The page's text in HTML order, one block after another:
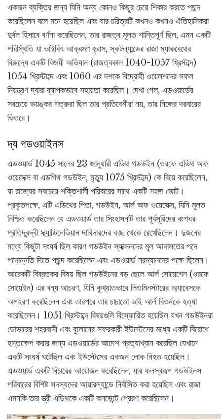
একজন ব্যক্তির জন্য যিনি অন্য কোনও কিছুর চেয়ে শিকার করতে পছন্দ
করেছিলেন বলে মনে হয়েছিল এবং যার চরিত্রটি কখনও কখনও ঐতিহাসিকরা
দুর্বল হিসাবে বর্ণনা করেছিলেন, তার রাজত্ব মূলত শান্তিপূর্ণ ছিল, এমন একটি
পরিস্থিতি যা ভাইকিং আক্রমণ হ্রাস, স্কটল্যান্ডের রাজা ম্যাকবেথের
বিরুদ্ধে একটি বিজয়ী অভিযান (রাজত্বকাল 1040-1057 খ্রিস্টাব্দ)
1054 খ্রিস্টাব্দে এবং 1060 এর দশকে বিদ্রোহী ওয়েলশদের সফল
নিয়ন্ত্রণ দ্বারা ব্যাপকভাবে সহায়তা করেছিল। দেখা গেল, এডওয়ার্ডের
সবচেয়ে ভয়ঙ্কর শত্রুরা ছিল তার প্রতিবেশীরা নয়, তার নিজের দরবারের
ভিতরে।
দ্য গডওয়াইনস
এডওয়ার্ড 1045 সালের 23 জানুয়ারী এডিথ গডউইন (ওরফে এডিথ অফ
ওয়েসেক্স বা এডগিথ গডউইন, মৃত্যু 1075 খ্রিস্টাব্দ) কে বিয়ে করেছিলেন,
যা রাজ্যের সবচেয়ে শক্তিশালী পরিবারের সাথে একটি সহজ জোট।
প্রকৃতপক্ষে, এটি এডিথের পিতা, গডউইন, আর্ল অফ ওয়েসেক্স, যিনি মূলত
নিশ্চিত করেছিলেন যে এডওয়ার্ড তার সিংহাসনটি তার পূর্বসূরিদের বংশধর
প্রতিদ্বন্দ্বী স্ক্যান্ডিনেভিয়ান দাবিদারদের কাছ থেকে রেখেছিলেন। দুজনের
মধ্যে কিছুটা সংঘর্ষ ছিল কারণ গডউইন স্যাক্সনদের মূল আদালতের পদে
পদোন্নতি দিতে পছন্দ করেছিলেন এবং এডওয়ার্ড নরম্যানদের পক্ষে ছিলেন।
আরেকটি বিব্রতকর বিষয় ছিল গডউইনের বড় ছেলে আর্ল সোয়েগেন (ওরফে
সোয়েইন) এর বন্য আচরণ, যিনি কুখ্যাতভাবে লিওমিনস্টারের অ্যাবেসকে
অপহরণ করেছিলেন এবং তারপরে তার চাচাতো ভাই আর্ল বিওর্নকে হত্যা
করেছিলেন। 1051 খ্রিস্টাব্দে বিষয়গুলি বিস্ফোরিত হয়েছিল যখন গডউইনরা
ডোভারের শহরবাসী এবং বুলোনের সফরকারী ইউস্টেসের মধ্যে একটি বিরোধে
হস্তক্ষেপ করার জন্য এডওয়ার্ডের আদেশ প্রত্যাখ্যান করেছিল যেখানে
একটি সংঘর্ষ ঘটেছিল এবং ইউস্টেসের একজন লোক নিহত হয়েছিল।
এডওয়ার্ড একটি বিচারের আয়োজন করেছিলেন, যার ফলস্বরূপ গডউইনস
পরিবারের বিশিষ্ট সদস্যদের আয়ারল্যান্ডে নির্বাসিত করা হয়েছিল এবং রাজা
এমনকি তার স্ত্রী এডিথকে একটি কনভেন্টে প্রেরণ করেছিলেন।